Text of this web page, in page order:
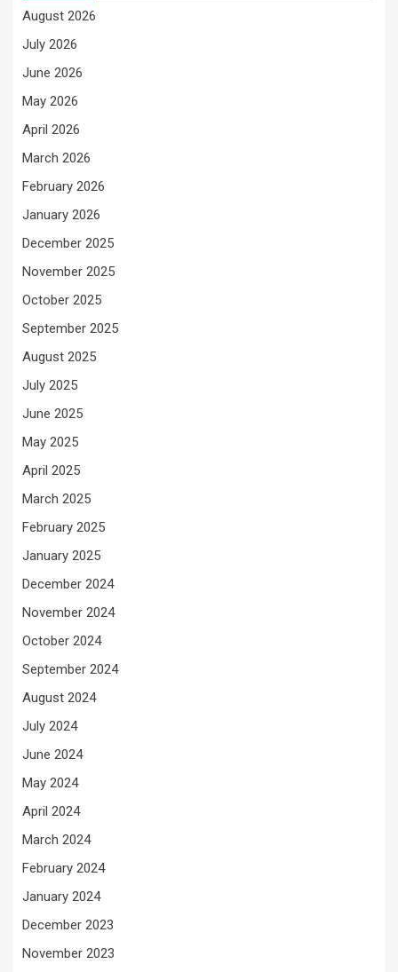
August 2026
July 2026
June 2026
May 2026
April 2026
March 2026
February 2026
January 2026
December 2025
November 2025
October 2025
September 2025
August 2025
July 2025
June 2025
May 2025
April 2025
March 2025
February 2025
January 2025
December 2024
November 2024
October 2024
September 2024
August 2024
July 2024
June 2024
May 2024
April 2024
March 2024
February 2024
January 2024
December 2023
November 2023